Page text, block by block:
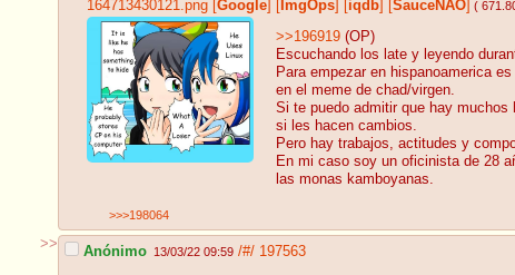
164713430121.png [Google] [ ImgOps] [iqdb] [SauceNAO] (
>>196919 (OP)
Escuchando los late y leyendo
Para empezar en hispanoamerica
en el meme de chad/virgen.
Si te puedo admitir que hay
si les hacen cambios.
Pero hay trabajos, actitudes y
En mi caso soy un oficinista de 28
las monas kamboyanas.
>>>198064
>> Anónimo 13/03/22 09:59 /#/ 197563